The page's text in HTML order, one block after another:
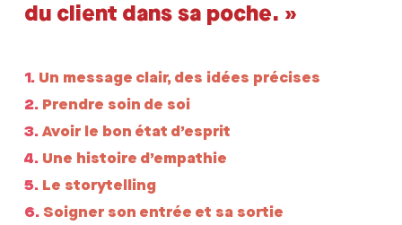
du client dans sa poche. »
1.Un message clair, des idées précises
2.Prendre soin de soi
3.Avoir le bon état d’esprit
4.Une histoire d’empathie
5.Le storytelling
6.Soigner son entrée et sa sortie